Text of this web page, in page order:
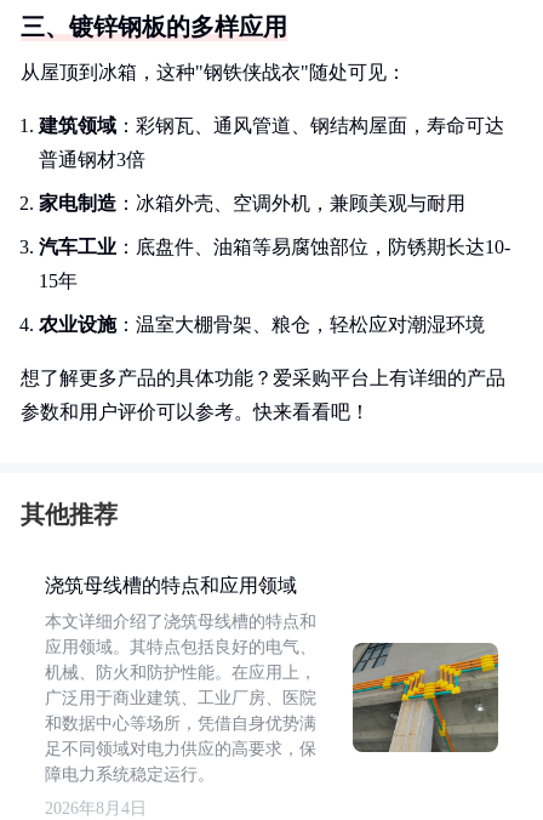
三、镀锌钢板的多样应用
从屋顶到冰箱，这种"钢铁侠战衣"随处可见：
建筑领域 ：彩钢瓦、通风管道、钢结构屋面，寿命可达
普通钢材3倍
家电制造 ：冰箱外壳、空调外机，兼顾美观与耐用
汽车工业 ：底盘件、油箱等易腐蚀部位，防锈期长达10-
15年
农业设施：温室大棚骨架、粮仓，轻松应对潮湿环境
想了解更多产品的具体功能？爱采购平台上有详细的产品
参数和用户评价可以参考。快来看看吧！
其他推荐
浇筑母线槽的特点和应用领域
本文详细介绍了浇筑母线槽的特点和
应用领域。其特点包括良好的电气、
机械、防火和防护性能。在应用上，
广泛用于商业建筑、工业厂房、医院
和数据中心等场所，凭借自身优势满
足不同领域对电力供应的高要求，保
障电力系统稳定运行。
2026年8月4日